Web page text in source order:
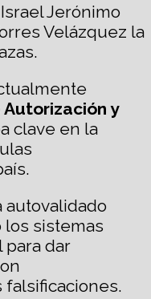
Jerónimo
Velázquez la
y
clave en la
autovalidado
los sistemas
para dar
falsificaciones.